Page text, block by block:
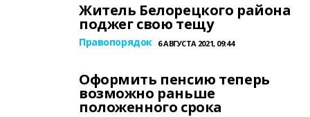
Житель Белорецкого района
поджег свою тещу
Правопорядок 6 АВГУСТА 2021, 09:44
Оформить пенсию теперь
возможно раньше
положенного срока